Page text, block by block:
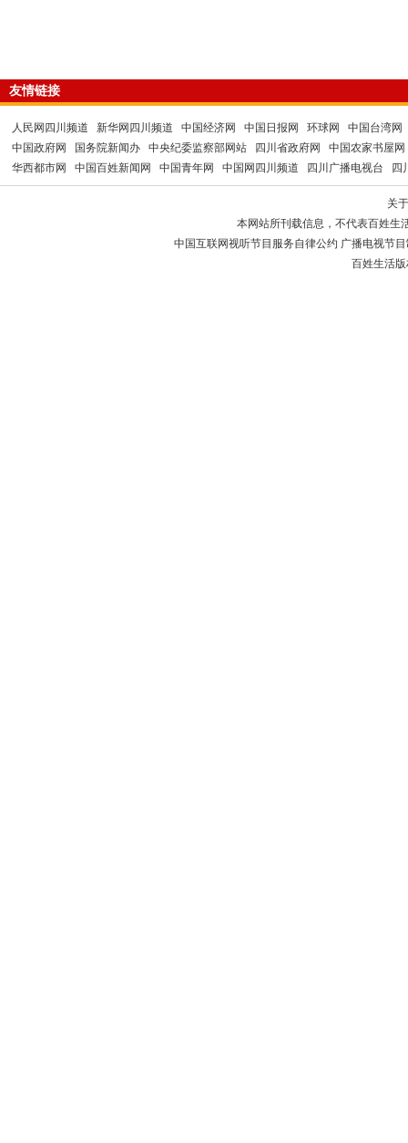
友情链接
人民网四川频道 新华网四川频道 中国经济网 中国日报网 环球网
中国台湾网
中国政府网
国务院新闻办 中央纪委监察部网站 四川省政府网
中国农家书屋网
华西都市网
中国百姓新闻网 中国青年网 中国网四川频道 四川广播电视台 四
关
本网站所刊载信息，不代表百姓生
中国互联网视听节目服务自律公约 广播电视节
百姓生活